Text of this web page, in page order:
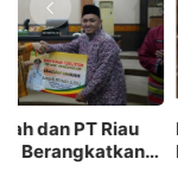
Menhan Sjafrie
Pembangunan